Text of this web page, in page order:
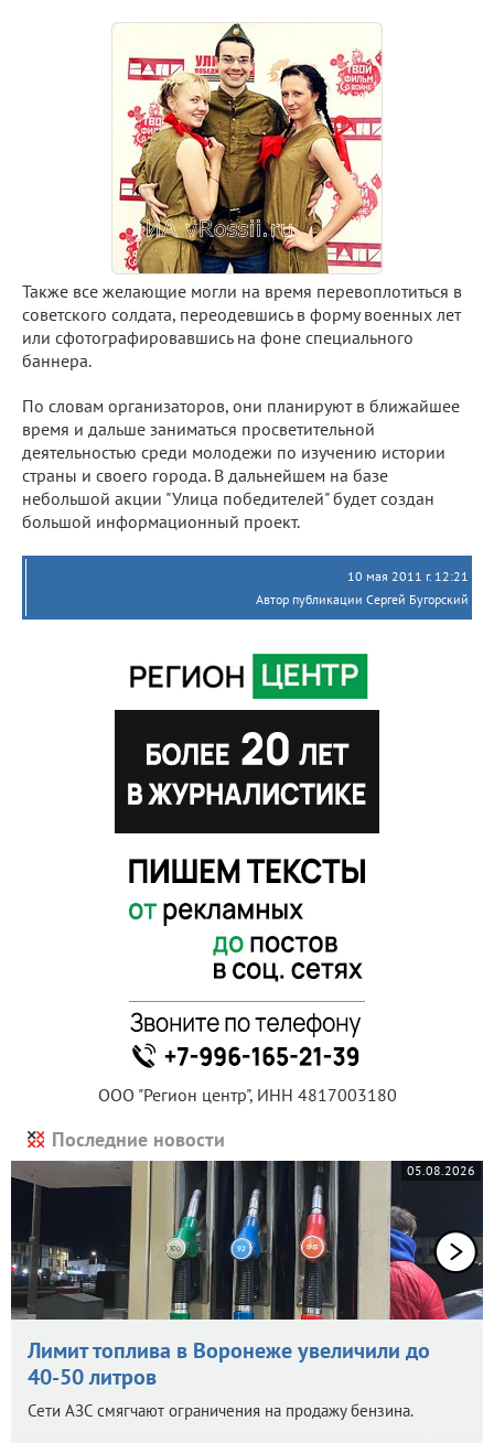
Также все желающие могли на время перевоплотиться в
советского солдата, переодевшись в форму военных лет
или сфотографировавшись на фоне специального
баннера.
По словам организаторов, они планируют в ближайшее
время и дальше заниматься просветительной
деятельностью среди молодежи по изучению истории
страны и своего города. В дальнейшем на базе
небольшой акции "Улица победителей" будет создан
большой информационный проект.
10 мая 2011 г. 12:21
Автор публикации Сергей Бугорский
ООО "Регион центр", ИНН 4817003180
Последние новости
05.08.2026
Лимит топлива в Воронеже увеличили до
40-50 литров
Сети АЗС смягчают ограничения на продажу бензина.